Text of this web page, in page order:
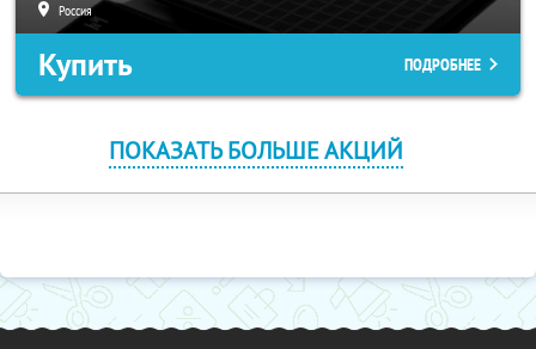
Россия
Купить ПОДРОБНЕЕ
ПОКАЗАТЬ БОЛЬШЕ АКЦИЙ